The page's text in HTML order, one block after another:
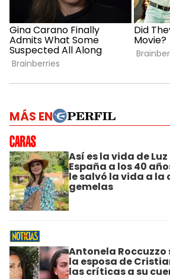
MÁS EN
Así es la vida de
España a los 40
le salvó la vida a la
gemelas
Antonela
la esposa de
las críticas a su